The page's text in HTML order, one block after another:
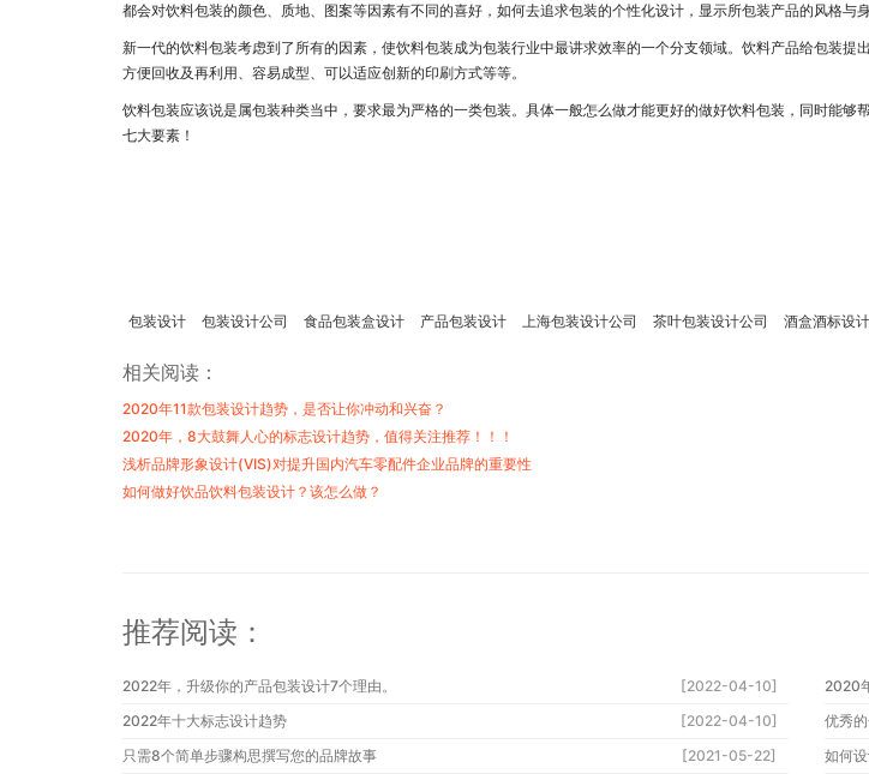
都会对饮料包装的颜色、质地、图案等因素有不同的喜好，如何去追求包装的个性化设计，显示所包装产品的风格与
新一代的饮料包装考虑到了所有的因素，使饮料包装成为包装行业中最讲求效率的一个分支领域。饮料产品给包装
方便回收及再利用、容易成型、可以适应创新的印刷方式等等。
饮料包装应该说是属包装种类当中，要求最为严格的一类包装。具体一般怎么做才能更好的做好饮料包装，同时能
七大要素！
包装设计 包装设计公司 食品包装盒设计 产品包装设计 上海包装设计公司 茶叶包装设计公司 酒盒酒标设
相关阅读：
2020年11款包装设计趋势，是否让你冲动和兴奋？
2020年，8大鼓舞人心的标志设计趋势，值得关注推荐！！！
浅析品牌形象设计(VIS)对提升国内汽车零配件企业品牌的重要性
如何做好饮品饮料包装设计？该怎么做？
推荐阅读：
2022年，升级你的产品包装设计7个理由。
[2022-04-10]
2022年十大标志设计趋势
[2022-04-10]
只需8个简单步骤构思撰写您的品牌故事
[2021-05-22]
2020
优秀
如何